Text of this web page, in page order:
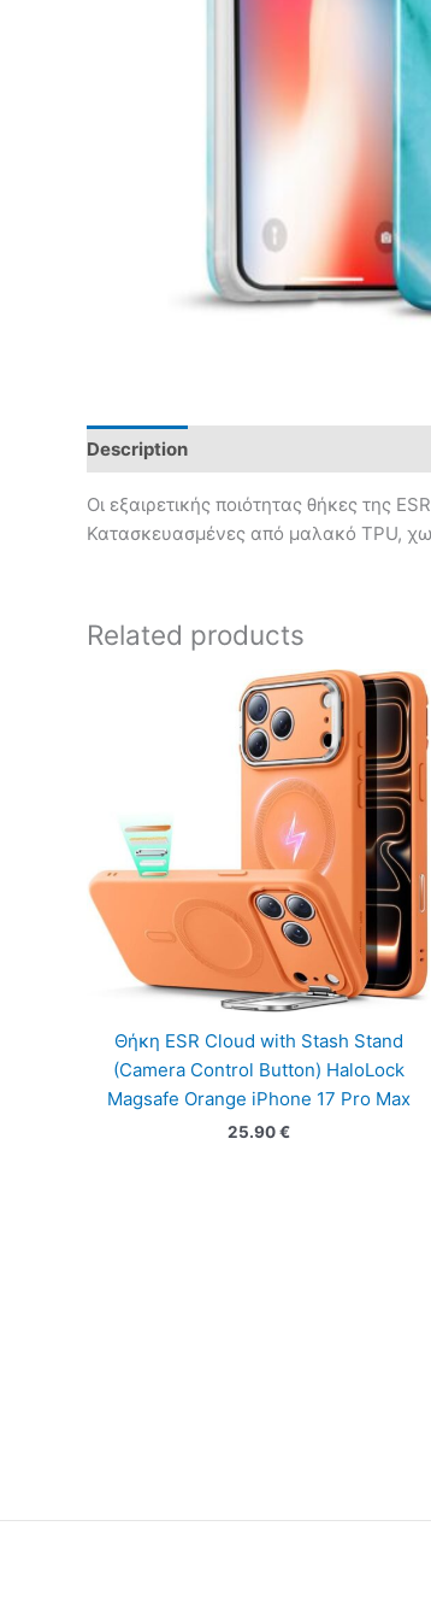
Description
Οι εξαιρετικής ποιότητας θήκες της
Κατασκευασμένες από μαλακό TPU,
Related products
Θήκη ESR Cloud with Stash Stand
(Camera Control Button) HaloLock
Magsafe Orange iPhone 17 Pro Max
25.90€